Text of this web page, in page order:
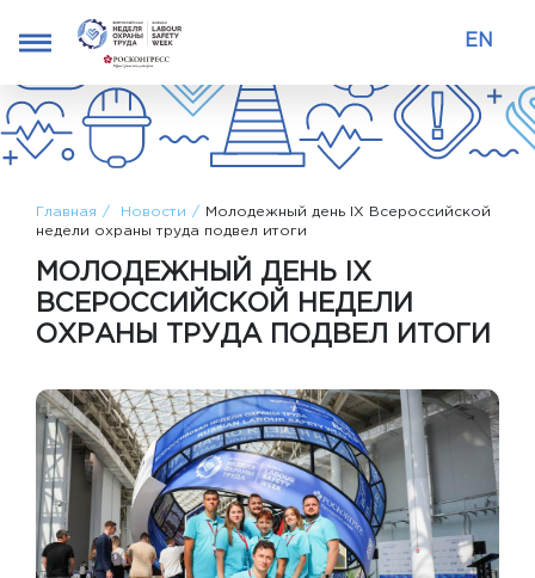
EN
Главная Новости
Молодежный день IX Всероссийской
недели охраны труда подвел итоги
МОЛОДЕЖНЫЙ ДЕНЬ IX
ВСЕРОССИЙСКОЙ НЕДЕЛИ
ОХРАНЫ ТРУДА ПОДВЕЛ ИТОГИ